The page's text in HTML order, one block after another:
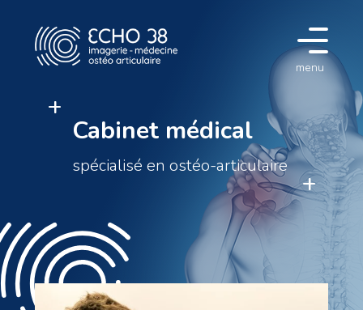
menu
Cabinet médical
spécialisé en ostéo-articulaire